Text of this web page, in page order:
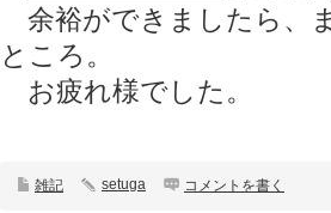
余裕ができましたら、
ところ。
お疲れ様でした。
雑記 setuga コメントを書く